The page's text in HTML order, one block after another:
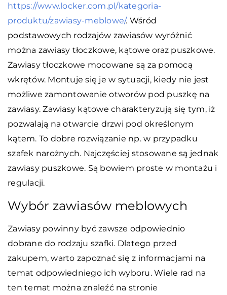
https://www.locker.com.pl/kategoria-
produktu/zawiasy-meblowe/. Wśród
podstawowych rodzajów zawiasów wyróżnić
można zawiasy tłoczkowe, kątowe oraz puszkowe.
Zawiasy tłoczkowe mocowane są za pomocą
wkrętów. Montuje się je w sytuacji, kiedy nie jest
możliwe zamontowanie otworów pod puszkę na
zawiasy. Zawiasy kątowe charakteryzują się tym, iż
pozwalają na otwarcie drzwi pod określonym
kątem. To dobre rozwiązanie np. w przypadku
szafek narożnych. Najczęściej stosowane są jednak
zawiasy puszkowe. Są bowiem proste w montażu i
regulacji.
Wybór zawiasów meblowych
Zawiasy powinny być zawsze odpowiednio
dobrane do rodzaju szafki. Dlatego przed
zakupem, warto zapoznać się z informacjami na
temat odpowiedniego ich wyboru. Wiele rad na
ten temat można znaleźć na stronie